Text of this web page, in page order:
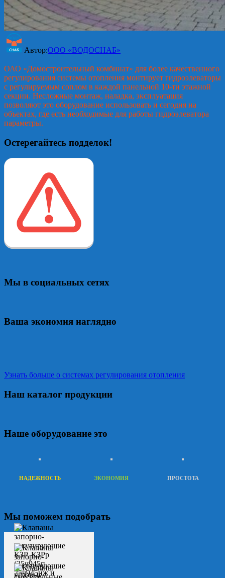
Автор:ООО «ВОДОСНАБ»
ОАО «Домостроительный комбинат» для более качественного
регулирования системы отопления монтирует гидроэлеваторы
с регулируемым соплом в каждой панельной 10-ти этажной
секции. Несложные монтаж, наладка, эксплуатация
позволяют это оборудование использовать и сегодня на
объектах, где есть необходимые для работы гидроэлеватора
параметры.
Остерегайтесь подделок!
Мы в социальных сетях
Ваша экономия наглядно
Узнать больше о системах регулирования отопления
Наш каталог продукции
Наше оборудование это
НАДЕЖНОСТЬ ЭКОНОМИЯ ПРОСТОТА
Мы поможем подобрать